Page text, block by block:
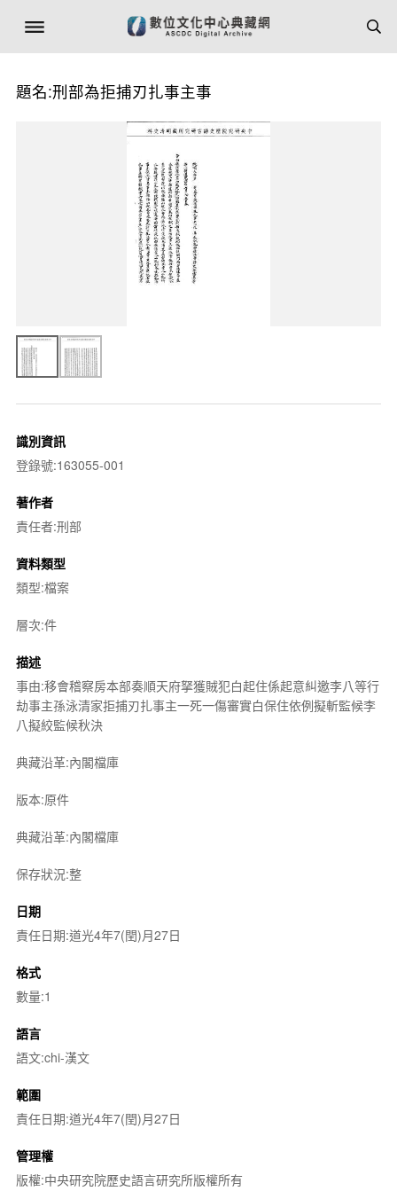
題名:刑部為拒捕刃扎事主事
識別資訊
登錄號:163055-001
著作者
責任者:刑部
資料類型
類型:檔案
層次:件
描述
事由:移會稽察房本部奏順天府拏獲賊犯白起住係起意糾邀李八等行
劫事主孫泳清家拒捕刃扎事主一死一傷審實白保住依例擬斬監候李
八擬絞監候秋決
典藏沿革:內閣檔庫
版本:原件
典藏沿革:內閣檔庫
保存狀況:整
日期
責任日期:道光4年7(閏)月27日
格式
數量:1
語言
語文:chi-漢文
範圍
責任日期:道光4年7(閏)月27日
管理權
版權:中央研究院歷史語言研究所版權所有